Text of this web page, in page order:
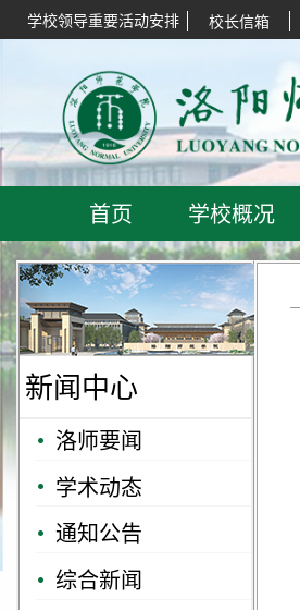
学校领导重要活动安排 校长信箱
首页 学校概况
新闻中心
洛师要闻
学术动态
通知公告
综合新闻